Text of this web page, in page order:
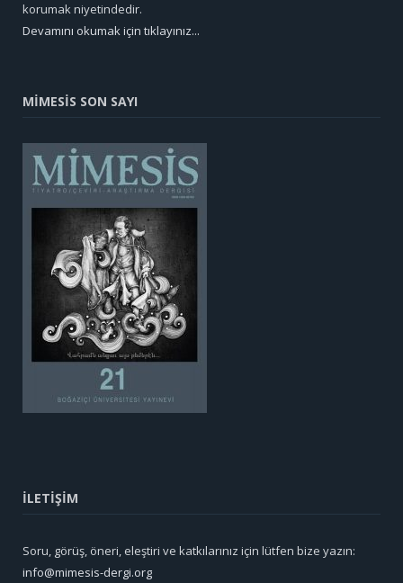
korumak niyetindedir.
Devamını okumak için tıklayınız...
MİMESİS SON SAYI
İLETİŞİM
Soru, görüş, öneri, eleştiri ve katkılarınız için lütfen bize yazın:
info@mimesis-dergi.org